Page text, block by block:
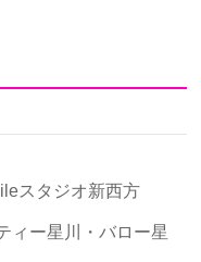
スタジオ新西方
ー星川・バロー星